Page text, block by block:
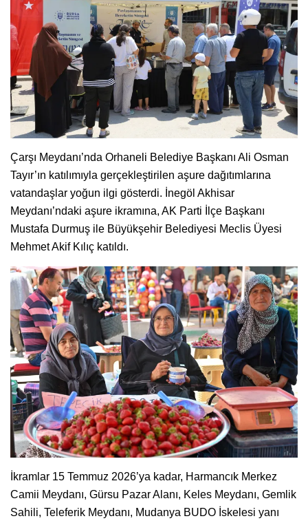
Çarşı Meydanı’nda Orhaneli Belediye Başkanı Ali Osman
Tayır’ın katılımıyla gerçekleştirilen aşure dağıtımlarına
vatandaşlar yoğun ilgi gösterdi. İnegöl Akhisar
Meydanı’ndaki aşure ikramına, AK Parti İlçe Başkanı
Mustafa Durmuş ile Büyükşehir Belediyesi Meclis Üyesi
Mehmet Akif Kılıç katıldı.
İkramlar 15 Temmuz 2026’ya kadar, Harmancık Merkez
Camii Meydanı, Gürsu Pazar Alanı, Keles Meydanı, Gemlik
Sahili, Teleferik Meydanı, Mudanya BUDO İskelesi yanı